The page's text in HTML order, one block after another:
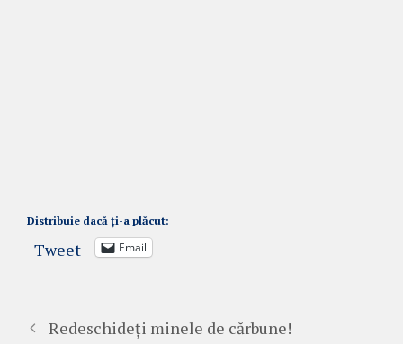
Distribuie dacă ți-a plăcut:
Tweet Email
Redeschideți minele de cărbune!